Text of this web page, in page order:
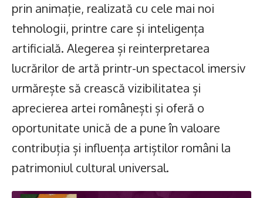
prin animație, realizată cu cele mai noi
tehnologii, printre care și inteligența
artificială. Alegerea și reinterpretarea
lucrărilor de artă printr-un spectacol imersiv
urmărește să crească vizibilitatea și
aprecierea artei românești și oferă o
oportunitate unică de a pune în valoare
contribuția și influența artiștilor români la
patrimoniul cultural universal.